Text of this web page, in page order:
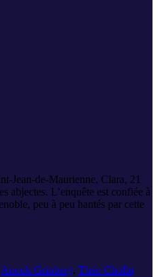
Jean-de-Maurienne, Clara, 21
abjectes. L’enquête est confiée à
peu à peu hantés par cette
Anouk Grinberg, Théo Cholbi